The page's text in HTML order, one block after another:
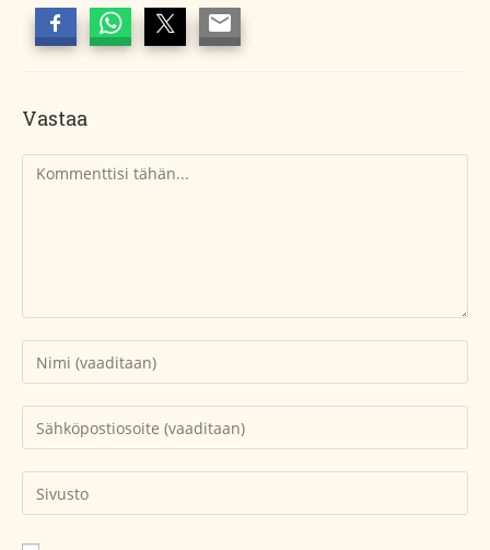
Vastaa
Kommentti
Kirjoita
nimesi
tai
käyttäjätunnuksesi
Kirjoita
sähköpostiosoitteesi
kommentoidaksesi
Kirjoita
sivustosi
verkko-